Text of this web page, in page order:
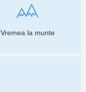
Vremea la munte